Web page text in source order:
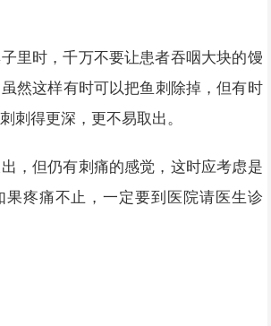
里时，千万不要让患者吞咽大块的馒
然这样有时可以把鱼刺除掉，但有时
刺得更深，更不易取出。
，但仍有刺痛的感觉，这时应考虑是
果疼痛不止，一定要到医院请医生诊